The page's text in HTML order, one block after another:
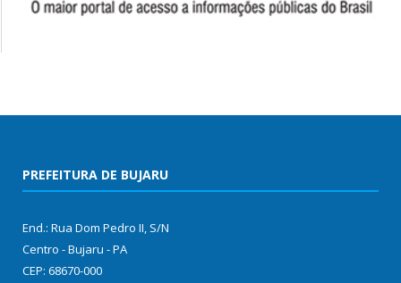
PREFEITURA DE BUJARU
End.: Rua Dom Pedro II, S/N
Centro - Bujaru - PA
CEP: 68670-000